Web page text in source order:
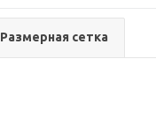
Размерная сетка